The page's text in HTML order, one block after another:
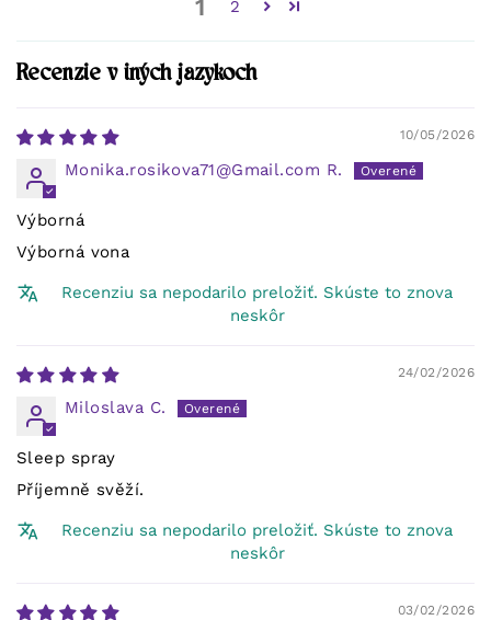
1 2
Recenzie v iných jazykoch
10/05/2026
Monika.rosikova71@Gmail.com R.
Výborná
Výborná vona
Recenziu sa nepodarilo preložiť. Skúste to znova
neskôr
24/02/2026
Miloslava C.
Sleep spray
Příjemně svěží.
Recenziu sa nepodarilo preložiť. Skúste to znova
neskôr
03/02/2026